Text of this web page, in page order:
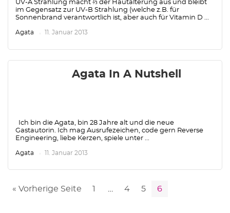
UV-A Strahlung macht ⅔ der Hautalterung aus und bleibt
im Gegensatz zur UV-B Strahlung (welche z.B. für
Sonnenbrand verantwortlich ist, aber auch für Vitamin D ...
Agata 11. Januar 2013
Agata In A Nutshell
Ich bin die Agata, bin 28 Jahre alt und die neue
Gastautorin. Ich mag Ausrufezeichen, code gern Reverse
Engineering, liebe Kerzen, spiele unter ...
Agata 11. Januar 2013
« Vorherige Seite 1 … 4 5 6